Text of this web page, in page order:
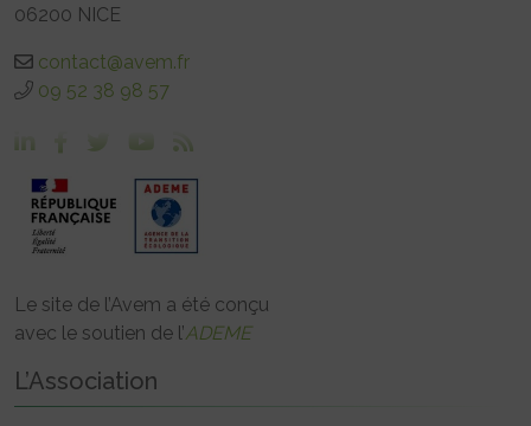
06200 NICE
contact@avem.fr
09 52 38 98 57
Le site de l’Avem a été conçu
avec le soutien de l’ADEME
L’Association